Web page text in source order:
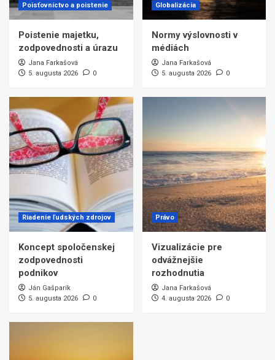
Poisťovníctvo a poistenie
Poistenie majetku,
zodpovednosti a úrazu
Jana Farkašová
5. augusta 2026
0
Globalizácia
Normy výslovnosti v
médiách
Jana Farkašová
5. augusta 2026
0
Riadenie ľudských zdrojov
Koncept spoločenskej
zodpovednosti
podnikov
Ján Gašparík
5. augusta 2026
0
Právo
Vizualizácie pre
odvážnejšie
rozhodnutia
Jana Farkašová
4. augusta 2026
0